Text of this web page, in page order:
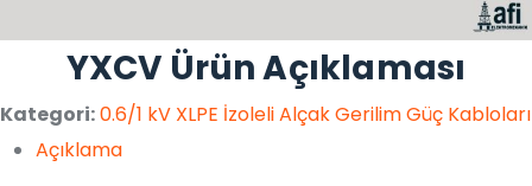
YXCV Ürün Açıklaması
Kategori:0.6/1 kV XLPE İzoleli Alçak Gerilim Güç Kabloları
Açıklama